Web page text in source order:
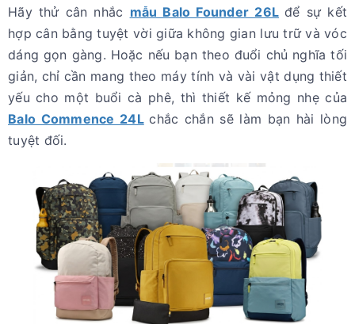
Hãy thử cân nhắc mẫu Balo Founder 26L để sự kết
hợp cân bằng tuyệt vời giữa không gian lưu trữ và vóc
dáng gọn gàng. Hoặc nếu bạn theo đuổi chủ nghĩa tối
giản, chỉ cần mang theo máy tính và vài vật dụng thiết
yếu cho một buổi cà phê, thì thiết kế mỏng nhẹ của
Balo Commence 24L chắc chắn sẽ làm bạn hài lòng
tuyệt đối.